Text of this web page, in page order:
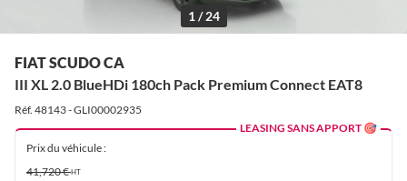
1 / 24
FIAT SCUDO CA
III XL 2.0 BlueHDi 180ch Pack Premium Connect EAT8
Réf. 48143 - GLI00002935
Prix du véhicule :
41,720 €HT
LEASING SANS APPORT 🎯